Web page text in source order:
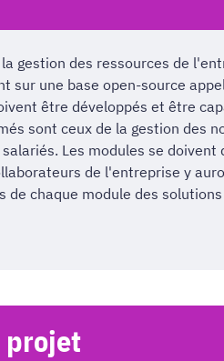
gestion des ressources de
sur une base open-source
être développés et être
sont ceux de la gestion des
Les modules se
de l'entreprise y
de chaque module des
projet